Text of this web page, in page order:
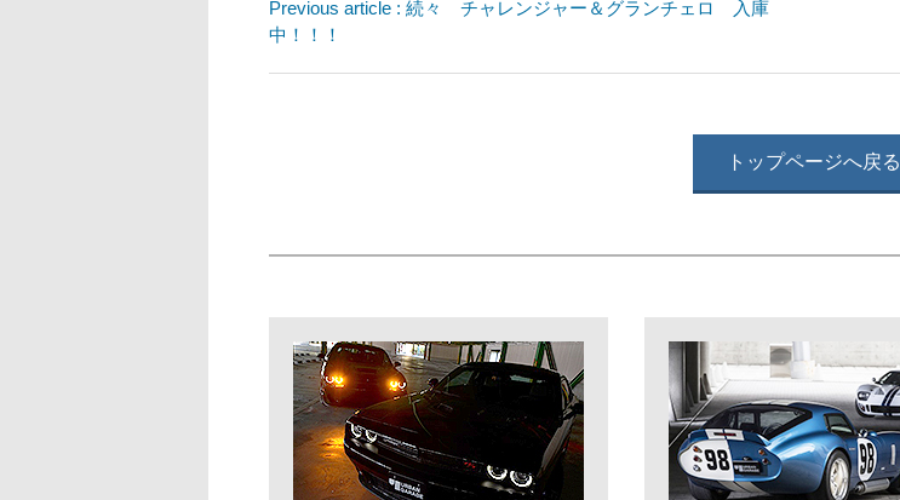
Previous article : 続々 チャレンジャー＆グランチェロ 入庫
中！！！
トップページへ戻る